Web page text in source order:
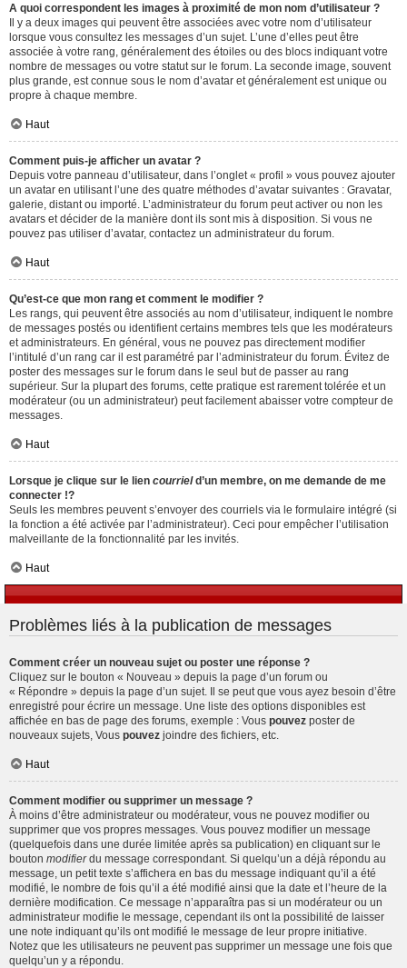
A quoi correspondent les images à proximité de mon nom d’utilisateur ?
Il y a deux images qui peuvent être associées avec votre nom d’utilisateur
lorsque vous consultez les messages d’un sujet. L’une d’elles peut être
associée à votre rang, généralement des étoiles ou des blocs indiquant votre
nombre de messages ou votre statut sur le forum. La seconde image, souvent
plus grande, est connue sous le nom d’avatar et généralement est unique ou
propre à chaque membre.
Haut
Comment puis-je afficher un avatar ?
Depuis votre panneau d’utilisateur, dans l’onglet « profil » vous pouvez ajouter
un avatar en utilisant l’une des quatre méthodes d’avatar suivantes : Gravatar,
galerie, distant ou importé. L’administrateur du forum peut activer ou non les
avatars et décider de la manière dont ils sont mis à disposition. Si vous ne
pouvez pas utiliser d’avatar, contactez un administrateur du forum.
Haut
Qu’est-ce que mon rang et comment le modifier ?
Les rangs, qui peuvent être associés au nom d’utilisateur, indiquent le nombre
de messages postés ou identifient certains membres tels que les modérateurs
et administrateurs. En général, vous ne pouvez pas directement modifier
l’intitulé d’un rang car il est paramétré par l’administrateur du forum. Évitez de
poster des messages sur le forum dans le seul but de passer au rang
supérieur. Sur la plupart des forums, cette pratique est rarement tolérée et un
modérateur (ou un administrateur) peut facilement abaisser votre compteur de
messages.
Haut
Lorsque je clique sur le lien courrield’un membre, on me demande de me
connecter !?
Seuls les membres peuvent s’envoyer des courriels via le formulaire intégré (si
la fonction a été activée par l’administrateur). Ceci pour empêcher l’utilisation
malveillante de la fonctionnalité par les invités.
Haut
Problèmes liés à la publication de messages
Comment créer un nouveau sujet ou poster une réponse ?
Cliquez sur le bouton « Nouveau » depuis la page d’un forum ou
« Répondre » depuis la page d’un sujet. Il se peut que vous ayez besoin d’être
enregistré pour écrire un message. Une liste des options disponibles est
affichée en bas de page des forums, exemple : Vous pouvez poster de
nouveaux sujets, Vous pouvez joindre des fichiers, etc.
Haut
Comment modifier ou supprimer un message ?
À moins d’être administrateur ou modérateur, vous ne pouvez modifier ou
supprimer que vos propres messages. Vous pouvez modifier un message
(quelquefois dans une durée limitée après sa publication) en cliquant sur le
bouton modifierdu message correspondant. Si quelqu’un a déjà répondu au
message, un petit texte s’affichera en bas du message indiquant qu’il a été
modifié, le nombre de fois qu’il a été modifié ainsi que la date et l’heure de la
dernière modification. Ce message n’apparaîtra pas si un modérateur ou un
administrateur modifie le message, cependant ils ont la possibilité de laisser
une note indiquant qu’ils ont modifié le message de leur propre initiative.
Notez que les utilisateurs ne peuvent pas supprimer un message une fois que
quelqu’un y a répondu.